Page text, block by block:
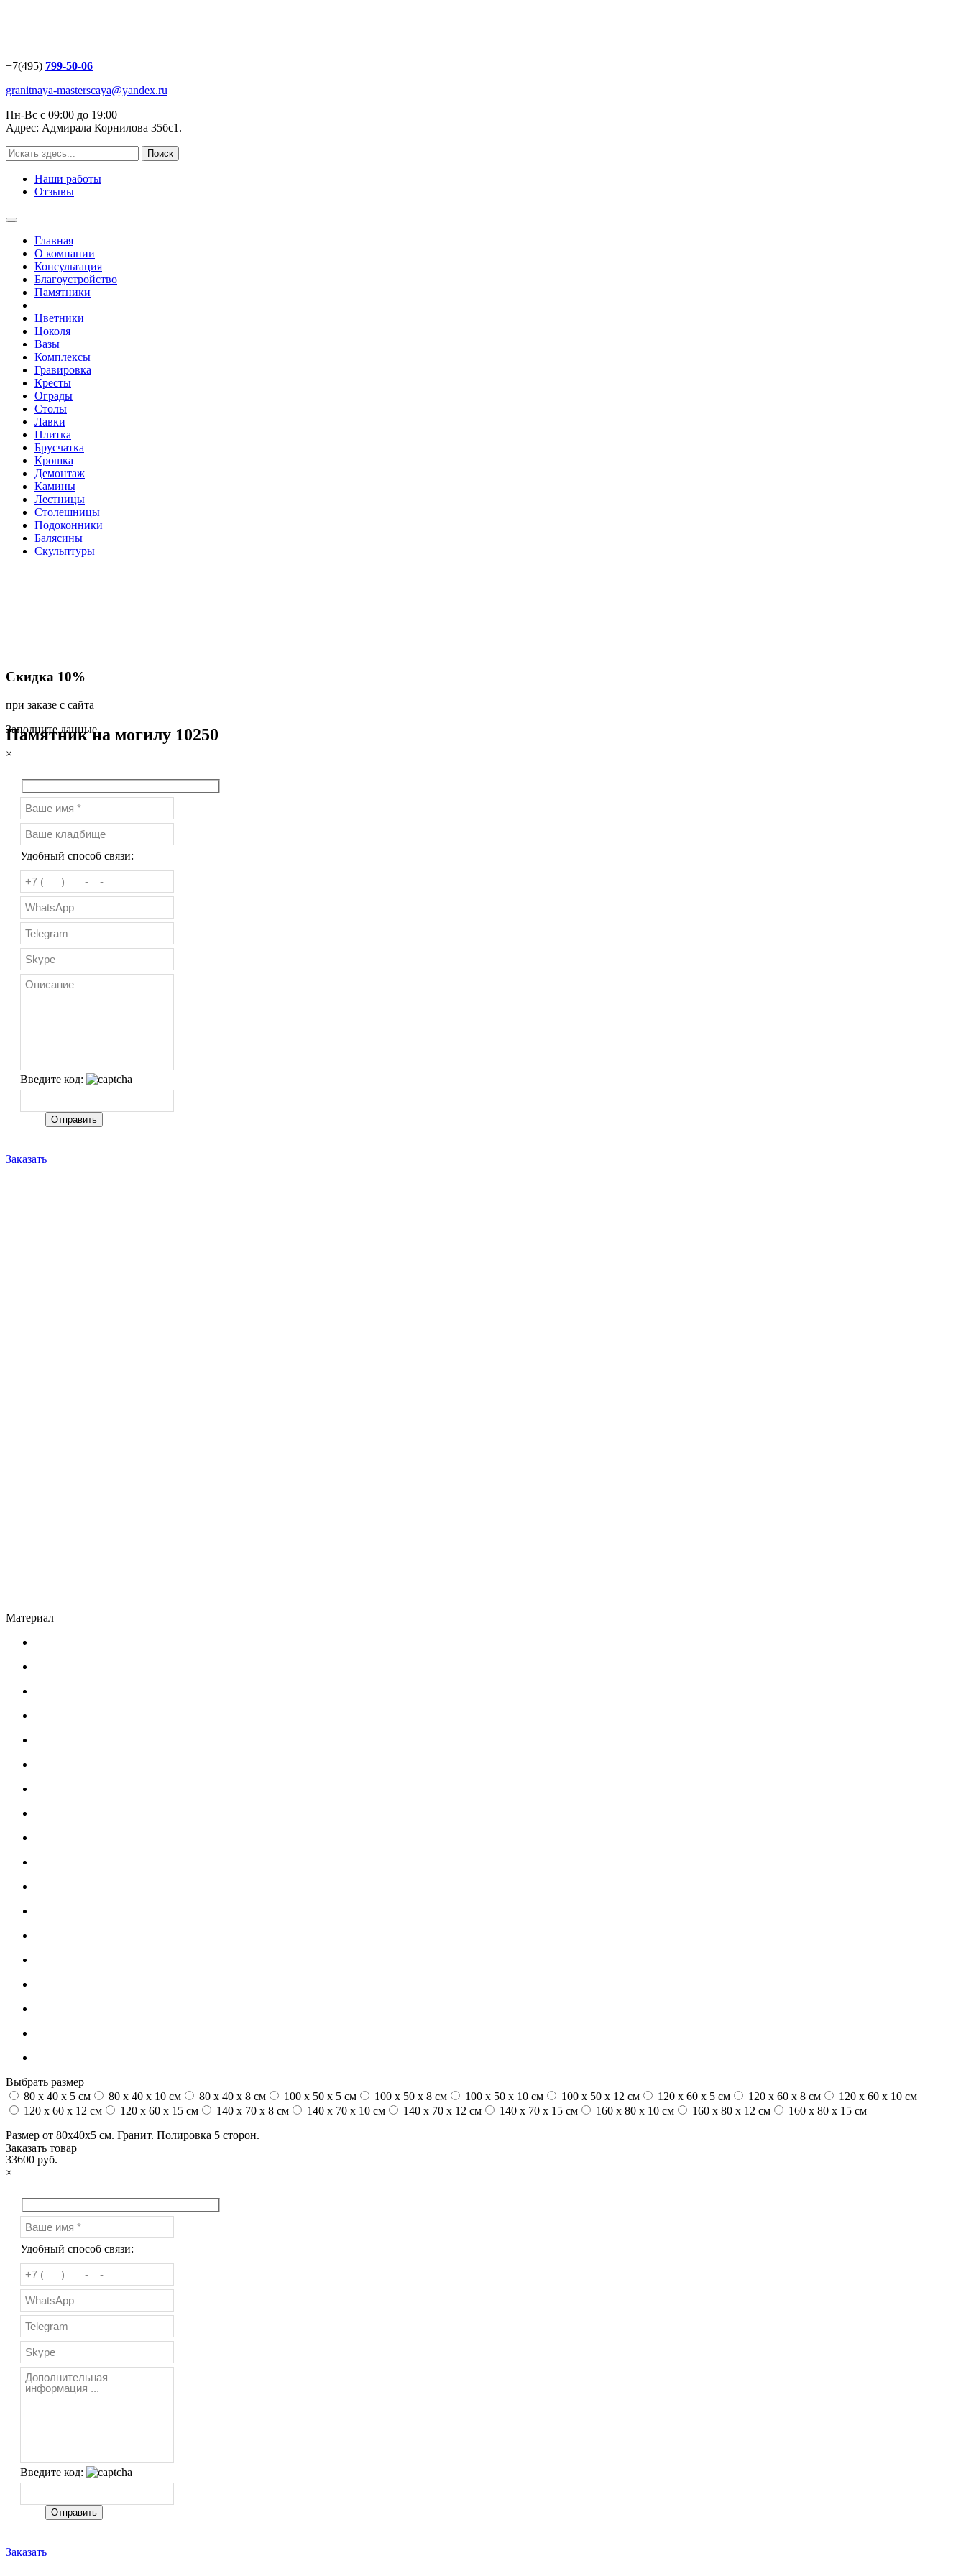
+7(495) 799-50-06
granitnaya-masterscaya@yandex.ru
Пн-Вс с 09:00 до 19:00
Адрес: Адмирала Корнилова 35бс1.
Наши работы
Отзывы
Главная
О компании
Консультация
Благоустройство
Памятники
Цветники
Цоколя
Вазы
Комплексы
Гравировка
Кресты
Ограды
Столы
Лавки
Плитка
Брусчатка
Крошка
Демонтаж
Камины
Лестницы
Столешницы
Подоконники
Балясины
Скульптуры
Скидка 10%
при заказе с сайта
Памятник на могилу 10250
Заполните данные
×
Удобный способ связи:
Введите код:
Заказать
Материал
Выбрать размер
80 x 40 x 5 см
80 x 40 x 10 см 80 x 40 x 8 см 100 x 50 x 5 см 100 х 50 х 8 см 100 x 50 x 10 см 100 x 50 x 12 см 120 x 60 x 5 см 120 x 60 x 8 см
120 x 60 x 10 см
120 x 60 x 12 см
120 x 60 x 15 см 140 x 70 x 8 см 140 x 70 x 10 см 140 x 70 x 12 см 140 x 70 x 15 см 160 x 80 x 10 см 160 x 80 x 12 см
160 x 80 x 15 см
Размер от 80х40х5 см. Гранит. Полировка 5 сторон.
33600 руб.
Заказать товар
×
Удобный способ связи:
Введите код:
Заказать